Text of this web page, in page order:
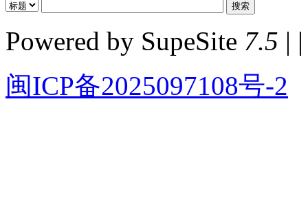
Powered by SupeSite 7.5 | |
闽ICP备2025097108号-2